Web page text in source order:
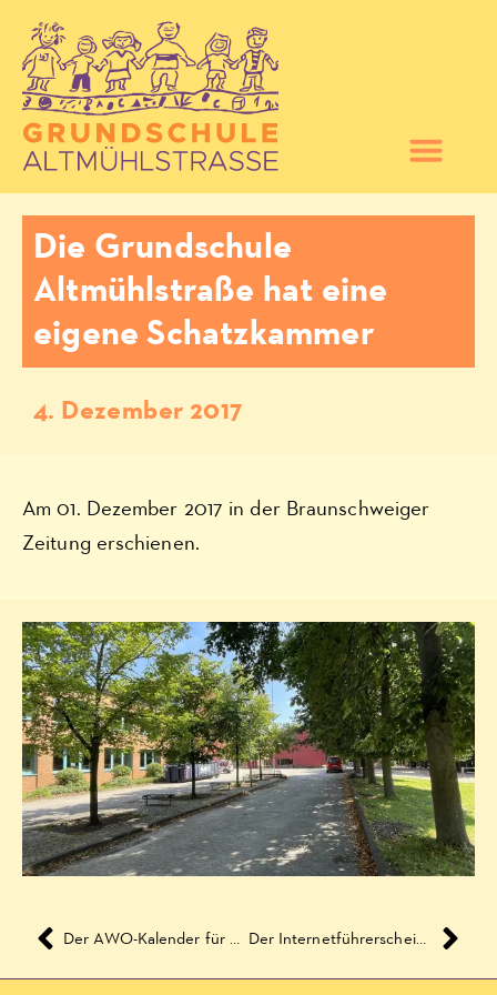
Die Grundschule
Altmühlstraße hat eine
eigene Schatzkammer
4. Dezember 2017
Am 01. Dezember 2017 in der Braunschweiger
Zeitung erschienen.
Der Internetführerschein der 4a im ersten Halbjahr 2017/2018